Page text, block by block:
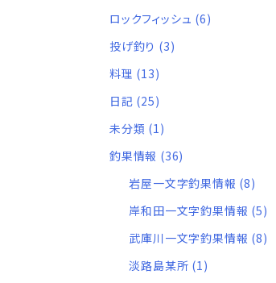
ロックフィッシュ (6)
投げ釣り (3)
料理 (13)
日記 (25)
未分類 (1)
釣果情報 (36)
岩屋一文字釣果情報 (8)
岸和田一文字釣果情報 (5)
武庫川一文字釣果情報 (8)
淡路島某所 (1)